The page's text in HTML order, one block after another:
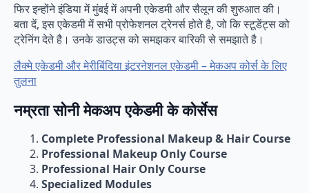
फिर इन्होंने इंडिया में मुंबई में अपनी एकेडमी और सैलून की शुरुआत की।
बता दें, इस एकेडमी में सभी प्रोफेशनल ट्रेनर्स होते है, जो कि स्टूडेंट्स को
ट्रेनिंग देते है। उनके डाउट्स को समझकर बारिकी से समझाते है।
लैक्मे एकेडमी और मेरीबिंदिया इंटरनेशनल एकेडमी – मेकअप कोर्स के लिए
तुलना
नम्रता सोनी मेकअप एकेडमी के कोर्सेस
Complete Professional Makeup & Hair Course
Professional Makeup Only Course
Professional Hair Only Course
Specialized Modules